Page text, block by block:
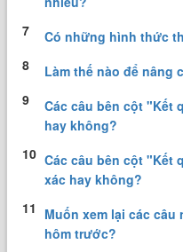
7
Có những hình thức
8
Làm thế nào để nâng
9
Các câu bên cột "Kết
hay không?
10 Các câu bên cột "Kết
xác hay không?
11 Muốn xem lại các
hôm trước?